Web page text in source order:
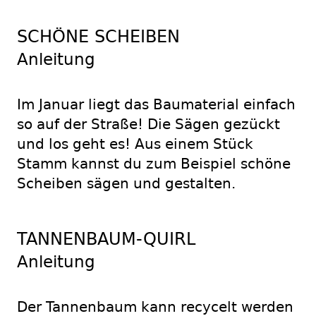
SCHÖNE SCHEIBEN
Anleitung
Im Januar liegt das Baumaterial einfach
so auf der Straße! Die Sägen gezückt
und los geht es! Aus einem Stück
Stamm kannst du zum Beispiel schöne
Scheiben sägen und gestalten.
TANNENBAUM-QUIRL
Anleitung
Der Tannenbaum kann recycelt werden